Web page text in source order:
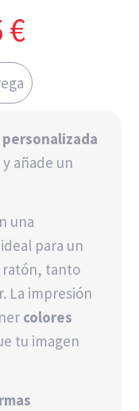
€
y añade un
una
para un
ratón, tanto
La impresión
colores
tu imagen